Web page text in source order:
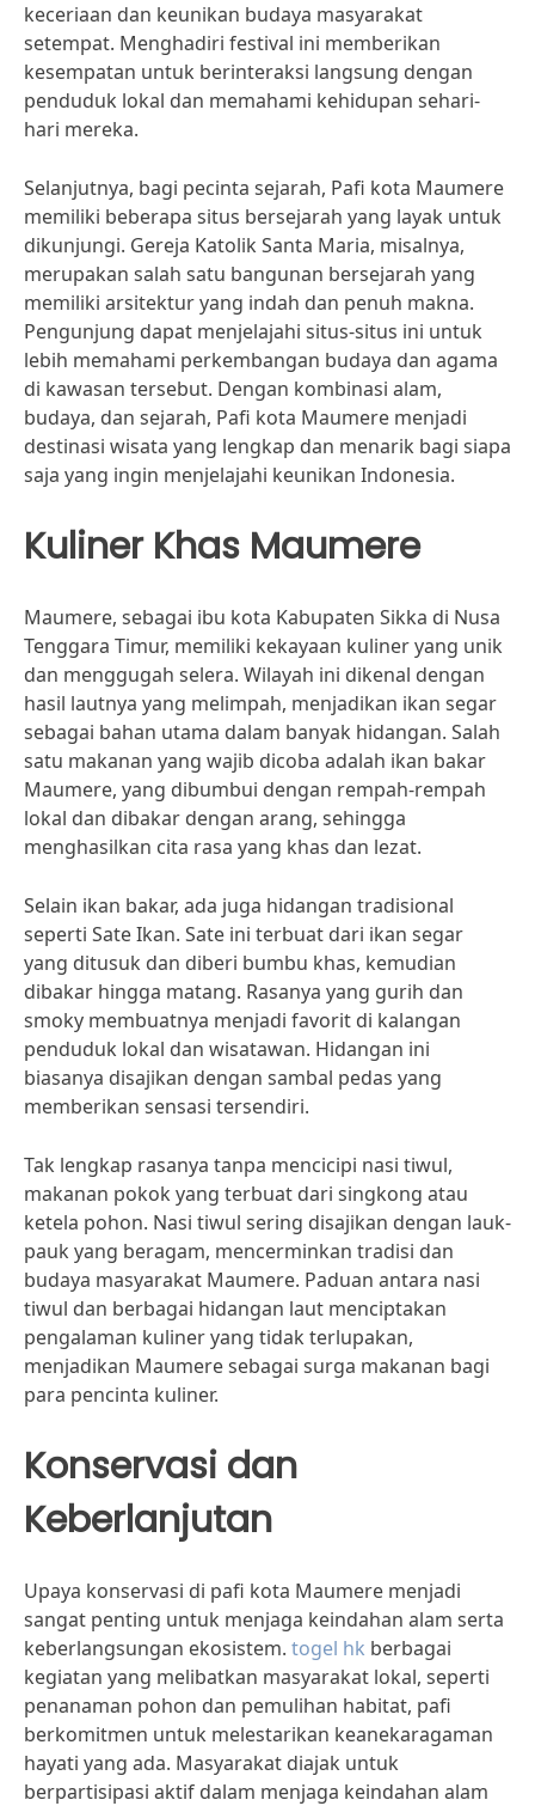
keceriaan dan keunikan budaya masyarakat
setempat. Menghadiri festival ini memberikan
kesempatan untuk berinteraksi langsung dengan
penduduk lokal dan memahami kehidupan sehari-
hari mereka.
Selanjutnya, bagi pecinta sejarah, Pafi kota Maumere
memiliki beberapa situs bersejarah yang layak untuk
dikunjungi. Gereja Katolik Santa Maria, misalnya,
merupakan salah satu bangunan bersejarah yang
memiliki arsitektur yang indah dan penuh makna.
Pengunjung dapat menjelajahi situs-situs ini untuk
lebih memahami perkembangan budaya dan agama
di kawasan tersebut. Dengan kombinasi alam,
budaya, dan sejarah, Pafi kota Maumere menjadi
destinasi wisata yang lengkap dan menarik bagi siapa
saja yang ingin menjelajahi keunikan Indonesia.
Kuliner Khas Maumere
Maumere, sebagai ibu kota Kabupaten Sikka di Nusa
Tenggara Timur, memiliki kekayaan kuliner yang unik
dan menggugah selera. Wilayah ini dikenal dengan
hasil lautnya yang melimpah, menjadikan ikan segar
sebagai bahan utama dalam banyak hidangan. Salah
satu makanan yang wajib dicoba adalah ikan bakar
Maumere, yang dibumbui dengan rempah-rempah
lokal dan dibakar dengan arang, sehingga
menghasilkan cita rasa yang khas dan lezat.
Selain ikan bakar, ada juga hidangan tradisional
seperti Sate Ikan. Sate ini terbuat dari ikan segar
yang ditusuk dan diberi bumbu khas, kemudian
dibakar hingga matang. Rasanya yang gurih dan
smoky membuatnya menjadi favorit di kalangan
penduduk lokal dan wisatawan. Hidangan ini
biasanya disajikan dengan sambal pedas yang
memberikan sensasi tersendiri.
Tak lengkap rasanya tanpa mencicipi nasi tiwul,
makanan pokok yang terbuat dari singkong atau
ketela pohon. Nasi tiwul sering disajikan dengan lauk-
pauk yang beragam, mencerminkan tradisi dan
budaya masyarakat Maumere. Paduan antara nasi
tiwul dan berbagai hidangan laut menciptakan
pengalaman kuliner yang tidak terlupakan,
menjadikan Maumere sebagai surga makanan bagi
para pencinta kuliner.
Konservasi dan
Keberlanjutan
Upaya konservasi di pafi kota Maumere menjadi
sangat penting untuk menjaga keindahan alam serta
keberlangsungan ekosistem. togel hk berbagai
kegiatan yang melibatkan masyarakat lokal, seperti
penanaman pohon dan pemulihan habitat, pafi
berkomitmen untuk melestarikan keanekaragaman
hayati yang ada. Masyarakat diajak untuk
berpartisipasi aktif dalam menjaga keindahan alam